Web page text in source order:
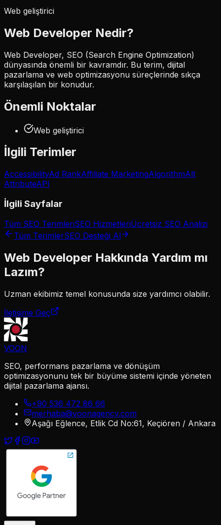
Web geliştirici
Web Developer Nedir?
Web Developer, SEO (Search Engine Optimization)
dünyasında önemli bir kavramdır. Bu terim, dijital
pazarlama ve web optimizasyonu süreçlerinde sıkça
karşılaşılan bir konudur.
Önemli Noktalar
Web geliştirici
İlgili Terimler
AccessibilityAd RankAffiliate MarketingAlgorithmAlt
AttributeAPI
İlgili Sayfalar
Tüm SEO TerimleriSEO HizmetleriÜcretsiz SEO Analizi
Tüm TerimlerSEO Desteği Al
Web Developer Hakkında Yardım mı
Lazım?
Uzman ekibimiz temel konusunda size yardımcı olabilir.
İletişime Geç
VOON
SEO, performans pazarlama ve dönüşüm
optimizasyonunu tek bir büyüme sistemi içinde yöneten
dijital pazarlama ajansı.
+90 536 472 86 66
merhaba@voonagency.com
Aşağı Eğlence, Etlik Cd No:61, Keçiören / Ankara